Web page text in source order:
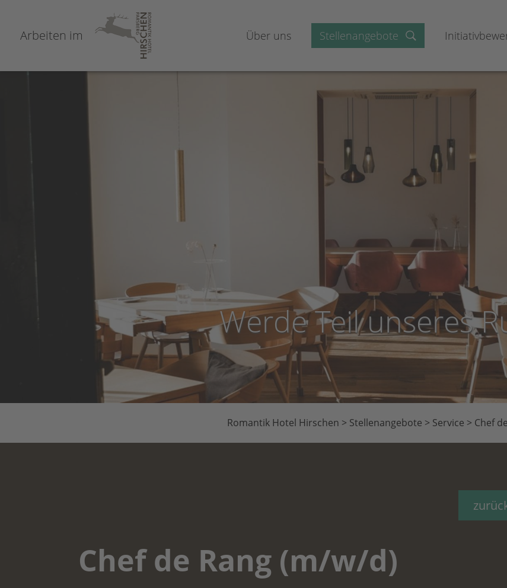
Arbeiten im Über uns Stellenangebote
Werde Teil unseres
Romantik Hotel Hirschen > Stellenangebote > Service > Chef
Chef de Rang (m/w/d)